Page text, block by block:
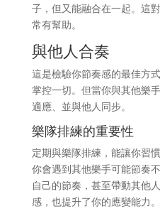
子，但又能融合在一起。這
常有幫助。
與他人合奏
這是檢驗你節奏感的最佳方
掌控一切。但當你與其他樂
適應、並與他人同步。
樂隊排練的重要性
定期與樂隊排練，能讓你習
你會遇到其他樂手可能節奏
自己的節奏，甚至帶動其他
感，也提升了你的應變能力。